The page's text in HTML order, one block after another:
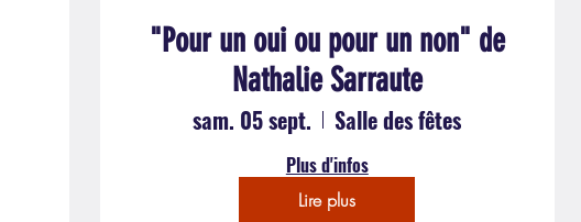
"Pour un oui ou pour un non" de
Nathalie Sarraute
sam. 05 sept. Salle des fêtes
Plus d'infos
Lire plus